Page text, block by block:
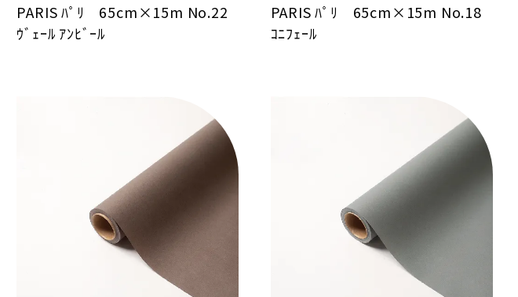
PARIS ﾊﾟﾘ 65cm×15m No.22
ｳﾞｪｰﾙ ｱﾝﾋﾞｰﾙ
PARIS ﾊﾟﾘ 65cm×15m No.18
ｺﾆﾌｪｰﾙ